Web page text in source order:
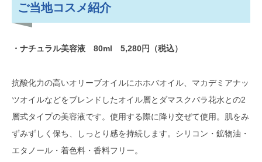
ご当地コスメ紹介
・ナチュラル美容液 80ml 5,280円（税込）
抗酸化力の高いオリーブオイルにホホバオイル、マカデミアナッ
ツオイルなどをブレンドしたオイル層とダマスクバラ花水との2
層式タイプの美容液です。使用する際に降り交ぜて使用。肌をみ
ずみずしく保ち、しっとり感を持続します。シリコン・鉱物油・
エタノール・着色料・香料フリー。